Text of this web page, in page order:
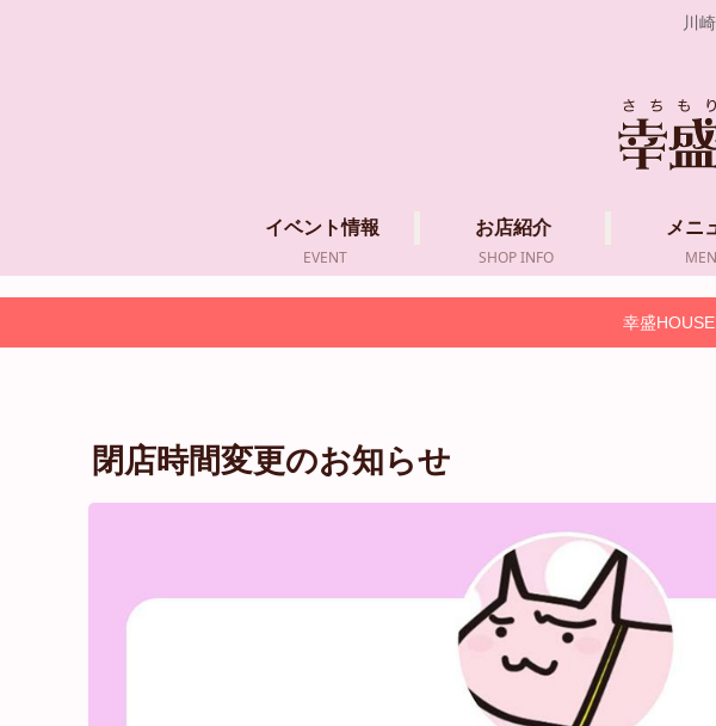
川
イベント情報
EVENT
お店紹介
SHOP INFO
メニ
幸盛
閉店時間変更のお知らせ